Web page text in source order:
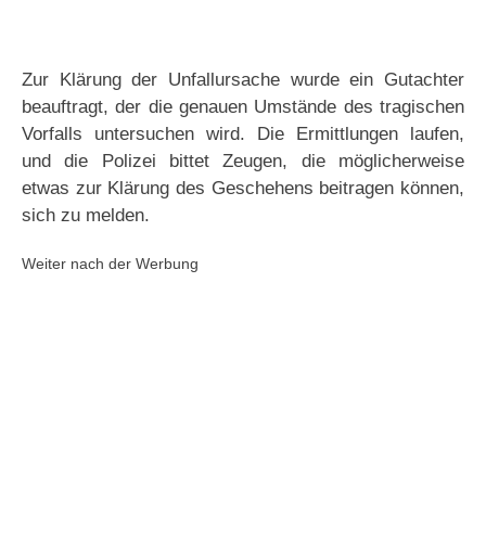
Zur Klärung der Unfallursache wurde ein Gutachter
beauftragt, der die genauen Umstände des tragischen
Vorfalls untersuchen wird. Die Ermittlungen laufen,
und die Polizei bittet Zeugen, die möglicherweise
etwas zur Klärung des Geschehens beitragen können,
sich zu melden.
Weiter nach der Werbung